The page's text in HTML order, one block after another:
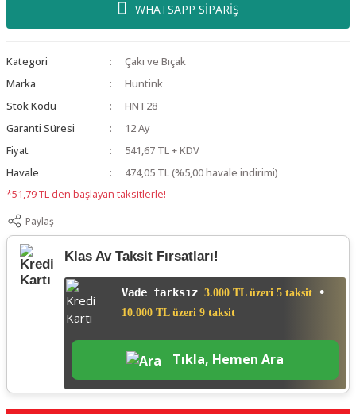
WHATSAPP SİPARİŞ
Kategori
Çakı ve Bıçak
Marka
Huntink
Stok Kodu
HNT28
Garanti Süresi
12 Ay
Fiyat
541,67 TL + KDV
Havale
474,05 TL (%5,00 havale indirimi)
*51,79 TL den başlayan taksitlerle!
Paylaş
Klas Av Taksit Fırsatları!
Vade farksız 3.000 TL üzeri 5 taksit •
10.000 TL üzeri 9 taksit
Tıkla, Hemen Ara